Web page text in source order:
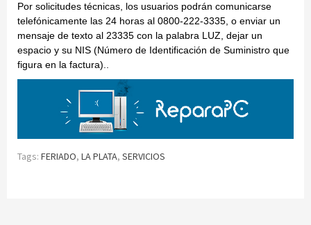
Por solicitudes técnicas, los usuarios podrán comunicarse
telefónicamente las 24 horas al 0800-222-3335, o enviar un
mensaje de texto al 23335 con la palabra LUZ, dejar un
espacio y su NIS (Número de Identificación de Suministro que
figura en la factura)..
Tags: FERIADO, LA PLATA, SERVICIOS